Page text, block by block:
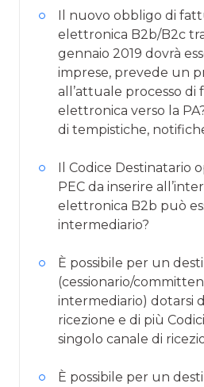
Il nuovo obbligo di
elettronica B2b/B2c
gennaio 2019 dovrà
imprese, prevede un
all’attuale processo di
elettronica verso la
di tempistiche,
Il Codice Destinatario
PEC da inserire
elettronica B2b può
intermediario?
È possibile per un
(cessionario/
intermediario) dotarsi
ricezione e di più
singolo canale di
È possibile per un